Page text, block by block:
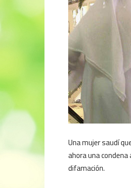
Una mujer saudí
ahora una condena
difamación.